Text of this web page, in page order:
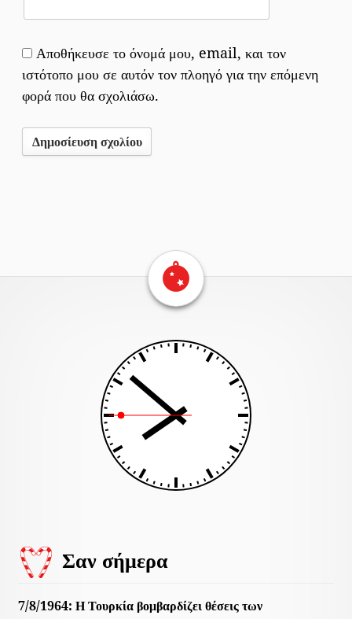
Αποθήκευσε το όνομά μου, email, και τον
ιστότοπο μου σε αυτόν τον πλοηγό για την επόμενη
φορά που θα σχολιάσω.
Επιστροφή στην αρχική σελίδα
Σαν σήμερα
7/8/1964: Η Τουρκία βομβαρδίζει θέσεις των